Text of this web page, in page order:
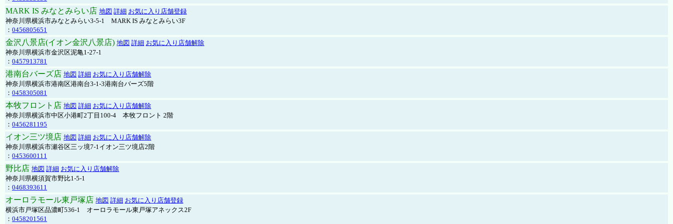
MARK IS みなとみらい店 地図 詳細 お気に入り店舗登録
神奈川県横浜市みなとみらい3-5-1 MARK IS みなとみらい3F
： 0456805651
金沢八景店(イオン金沢八景店) 地図 詳細 お気に入り店舗解除
神奈川県横浜市金沢区泥亀1-27-1
： 0457913781
港南台バーズ店 地図 詳細 お気に入り店舗解除
神奈川県横浜市港南区港南台3-1-3港南台バーズ5階
： 0458305081
本牧フロント店 地図 詳細 お気に入り店舗解除
神奈川県横浜市中区小港町2丁目100-4 本牧フロント 2階
： 0456281195
イオン三ツ境店 地図 詳細 お気に入り店舗解除
神奈川県横浜市瀬谷区三ッ境7-1イオン三ツ境店2階
： 0453600111
野比店 地図 詳細 お気に入り店舗解除
神奈川県横須賀市野比1-5-1
： 0468393611
オーロラモール東戸塚店 地図 詳細 お気に入り店舗登録
横浜市戸塚区品濃町536-1 オーロラモール東戸塚アネックス2F
： 0458201561